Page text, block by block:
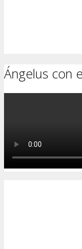
Ángelus con